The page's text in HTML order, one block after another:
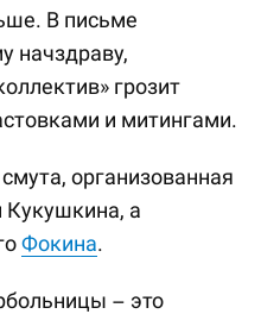
В письме
начздраву,
грозит
и митингами.
организованная
Кукушкина, а
Фокина.
– это